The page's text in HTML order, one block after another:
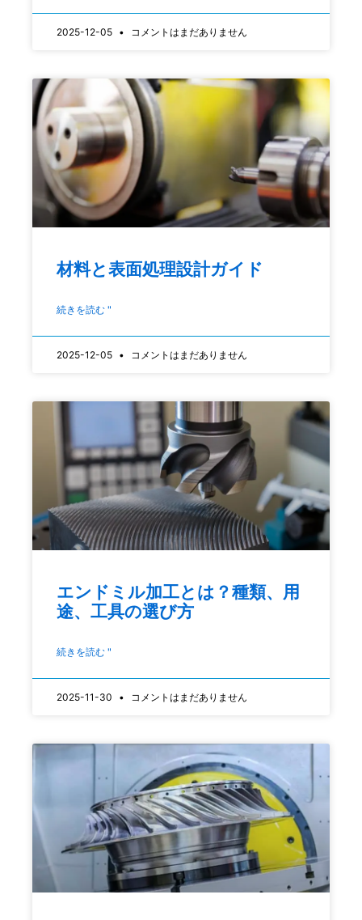
2025-12-05 コメントはまだありません
材料と表面処理設計ガイド
続きを読む "
2025-12-05 コメントはまだありません
エンドミル加工とは？種類、用
途、工具の選び方
続きを読む "
2025-11-30 コメントはまだありません